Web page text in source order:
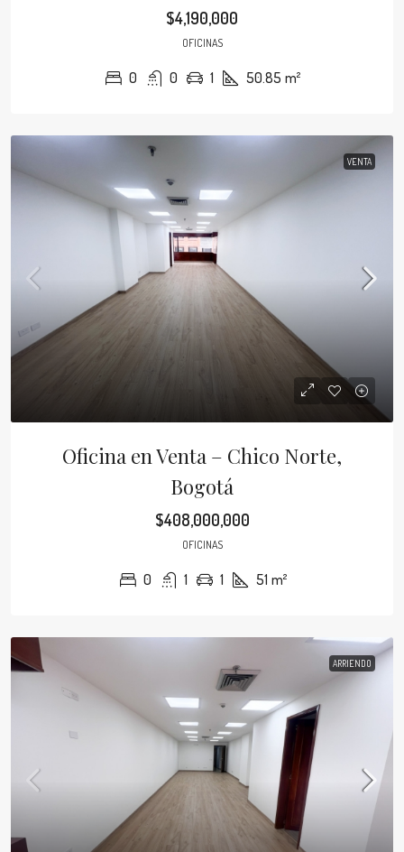
$4,190,000
OFICINAS
0 0 1 50.85 m²
VENTA
Oficina en Venta – Chico Norte,
Bogotá
$408,000,000
OFICINAS
0 1 1 51 m²
ARRIENDO